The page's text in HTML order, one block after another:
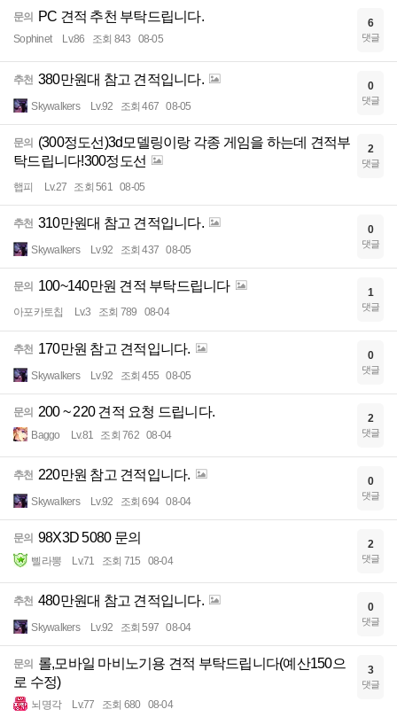
문의 PC 견적 추천 부탁드립니다.
Sophinet Lv.86 조회 843 08-05
6
댓글
추천 380만원대 참고 견적입니다.
Skywalkers Lv.92 조회 467 08-05
0
댓글
문의
(300정도선)3d모델링이랑 각종 게임을 하는데 견적부
탁드립니다!300정도선
햅피 Lv.27 조회 561 08-05
2
댓글
추천 310만원대 참고 견적입니다.
Skywalkers Lv.92 조회 437 08-05
0
댓글
문의 100~140만원 견적 부탁드립니다
아포카토칩 Lv.3 조회 789 08-04
1
댓글
추천 170만원 참고 견적입니다.
Skywalkers Lv.92 조회 455 08-05
0
댓글
문의 200 ~ 220 견적 요청 드립니다.
Baggo Lv.81 조회 762 08-04
2
댓글
추천 220만원 참고 견적입니다.
Skywalkers Lv.92 조회 694 08-04
0
댓글
문의 98X3D 5080 문의
삘라뽕 Lv.71 조회 715 08-04
2
댓글
추천 480만원대 참고 견적입니다.
Skywalkers Lv.92 조회 597 08-04
0
댓글
문의
롤,모바일 마비노기용 견적 부탁드립니다(예산150으
로 수정)
뇌명각 Lv.77 조회 680 08-04
3
댓글